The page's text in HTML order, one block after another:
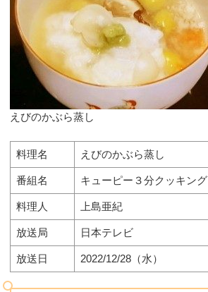
えびのかぶら蒸し
料理名 えびのかぶら蒸し
番組名 キューピー３分クッキング
料理人 上島亜紀
放送局 日本テレビ
放送日 2022/12/28（水）